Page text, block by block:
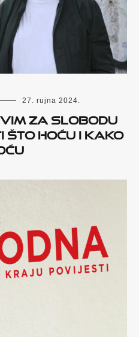
27. rujna 2024.
za slobodu
što hoću i kako